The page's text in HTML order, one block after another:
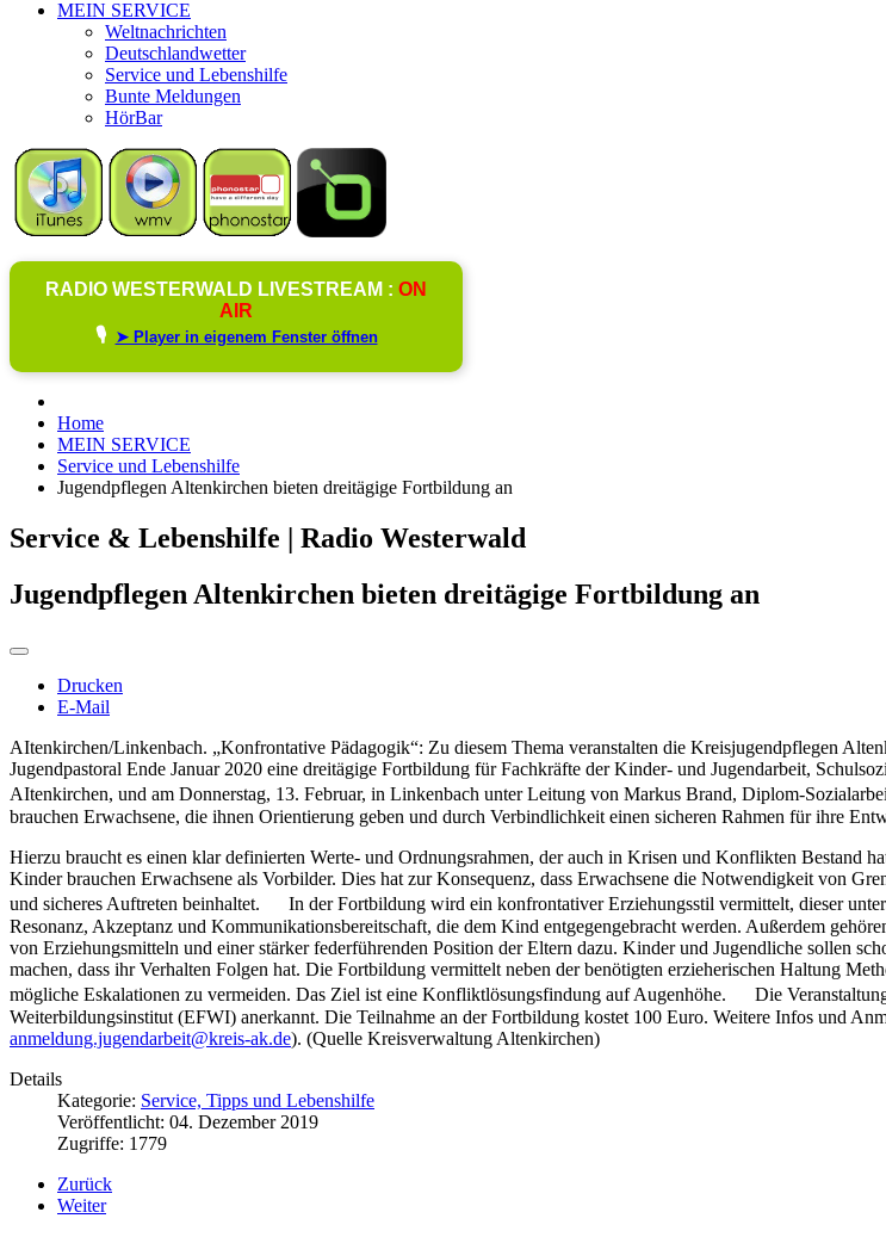
MEIN SERVICE
Weltnachrichten
Deutschlandwetter
Service und Lebenshilfe
Bunte Meldungen
HörBar
RADIO WESTERWALD LIVESTREAM : ON
AIR
🎙️ ➤ Player in eigenem Fenster öffnen
Home
MEIN SERVICE
Service und Lebenshilfe
Jugendpflegen Altenkirchen bieten dreitägige Fortbildung an
Service & Lebenshilfe | Radio Westerwald
Jugendpflegen Altenkirchen bieten dreitägige Fortbildung an
Drucken
E-Mail
AItenkirchen/Linkenbach. „Konfrontative Pädagogik“: Zu diesem Thema veranstalten die Kreisjugendpflegen
Jugendpastoral Ende Januar 2020 eine dreitägige Fortbildung für Fachkräfte der Kinder- und Jugendarbeit,
AItenkirchen, und am Donnerstag, 13. Februar, in Linkenbach unter Leitung von Markus Brand, Diplom-
brauchen Erwachsene, die ihnen Orientierung geben und durch Verbindlichkeit einen sicheren Rahmen für ihre
Hierzu braucht es einen klar definierten Werte- und Ordnungsrahmen, der auch in Krisen und Konflikten Bestand
Kinder brauchen Erwachsene als Vorbilder. Dies hat zur Konsequenz, dass Erwachsene die Notwendigkeit von
und sicheres Auftreten beinhaltet. In der Fortbildung wird ein konfrontativer Erziehungsstil vermittelt, dieser
Resonanz, Akzeptanz und Kommunikationsbereitschaft, die dem Kind entgegengebracht werden. Außerdem
von Erziehungsmitteln und einer stärker federführenden Position der Eltern dazu. Kinder und Jugendliche sollen
machen, dass ihr Verhalten Folgen hat. Die Fortbildung vermittelt neben der benötigten erzieherischen Haltung
mögliche Eskalationen zu vermeiden. Das Ziel ist eine Konfliktlösungsfindung auf Augenhöhe. Die
Weiterbildungsinstitut (EFWI) anerkannt. Die Teilnahme an der Fortbildung kostet 100 Euro. Weitere Infos und
anmeldung.jugendarbeit@kreis-ak.de). (Quelle Kreisverwaltung Altenkirchen)
Details
Kategorie: Service, Tipps und Lebenshilfe
Veröffentlicht: 04. Dezember 2019
Zugriffe: 1779
Zurück
Weiter